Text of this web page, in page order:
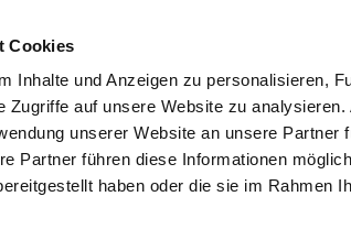
Cookies
Inhalte und Anzeigen zu personalisieren,
Zugriffe auf unsere Website zu
unserer Website an unsere Partner
Partner führen diese Informationen
haben oder die sie im Rahmen